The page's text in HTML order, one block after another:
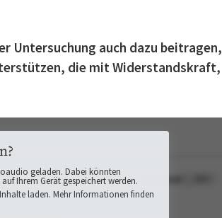
Untersuchung auch dazu beitragen,
die mit Widerstandskraft,
geladen. Dabei könnten
Ihrem Gerät gespeichert werden.
laden. Mehr Informationen finden